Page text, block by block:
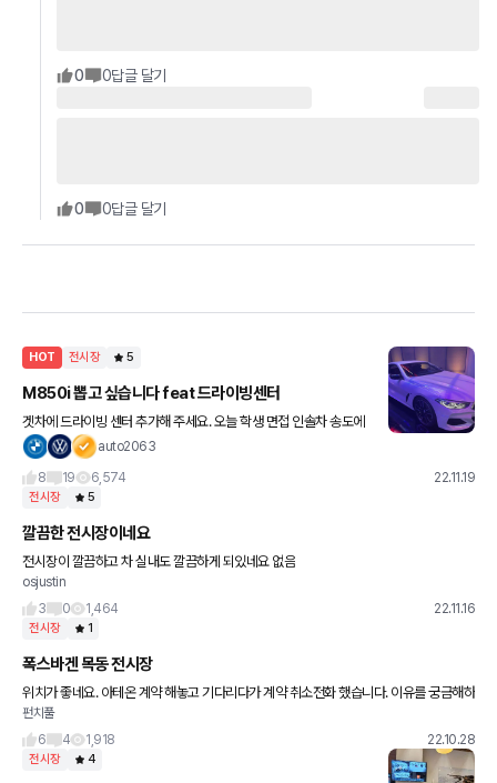
0 0답글 달기
0 0답글 달기
HOT 전시장 5
M850i 뽑고 싶습니다 feat 드라이빙센터
겟차에 드라이빙 센터 추가해 주세요. 오늘 학생 면접 인솔차 송도에
왔다가 잠깐 드센 들렀어요 바로 m타운으로 직행했더니 M8자리에
auto2063
8
19 6,574 22.11.19
전시장 5
깔끔한 전시장이네요
전시장이 깔끔하고 차 실내도 깔끔하게 되있네요 없음
osjustin
3
0 1,464 22.11.16
전시장 1
폭스바겐 목동 전시장
위치가 좋네요. 아테온 계약 해놓고 기다리다가 계약 취소전화 했습니다. 이유를 궁금해하
시길래, 아테온 가격이 올라서 예산에 맞게 K8 2.5 풀옵션(4500만원)으로 마음을 바꿧
다 하니까 국산차
펀치풀
6
4 1,918 22.10.28
전시장 4